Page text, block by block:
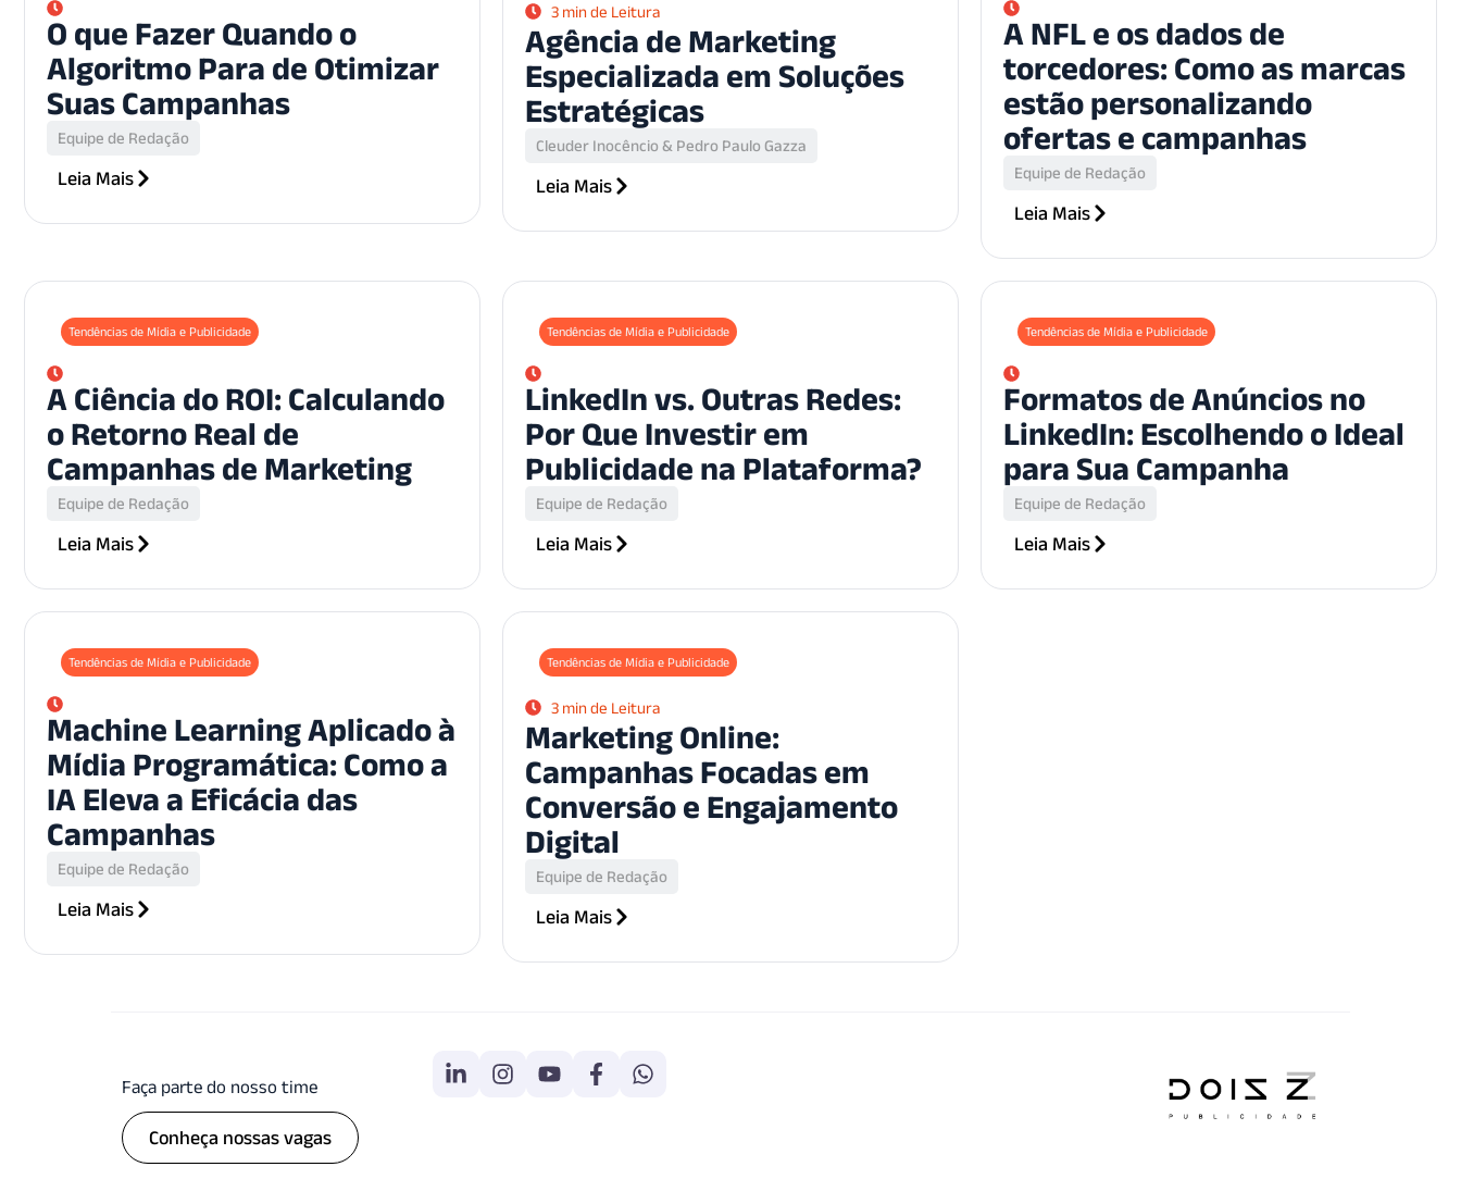
O que Fazer Quando o
Algoritmo Para de Otimizar
Suas Campanhas
Equipe de Redação
Leia Mais
3 min de Leitura
Agência de Marketing
Especializada em Soluções
Estratégicas
Cleuder Inocêncio & Pedro Paulo Gazza
Leia Mais
A NFL e os dados de
torcedores: Como as marcas
estão personalizando
ofertas e campanhas
Equipe de Redação
Leia Mais
Tendências de Mídia e Publicidade
A Ciência do ROI: Calculando
o Retorno Real de
Campanhas de Marketing
Equipe de Redação
Leia Mais
Tendências de Mídia e Publicidade
LinkedIn vs. Outras Redes:
Por Que Investir em
Publicidade na Plataforma?
Equipe de Redação
Leia Mais
Tendências de Mídia e Publicidade
Formatos de Anúncios no
LinkedIn: Escolhendo o Ideal
para Sua Campanha
Equipe de Redação
Leia Mais
Tendências de Mídia e Publicidade
Machine Learning Aplicado à
Mídia Programática: Como a
IA Eleva a Eficácia das
Campanhas
Equipe de Redação
Leia Mais
Tendências de Mídia e Publicidade
3 min de Leitura
Marketing Online:
Campanhas Focadas em
Conversão e Engajamento
Digital
Equipe de Redação
Leia Mais
Faça parte do nosso time
Conheça nossas vagas